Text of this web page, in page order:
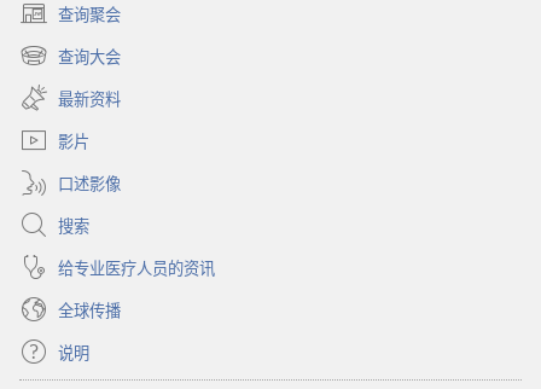
查询聚会
（打
开
新
窗
口）
查询大会
（打
开
新
窗
最新资料
影片
口述影像
搜索
给专业医疗人员的资讯
全球传播
说明